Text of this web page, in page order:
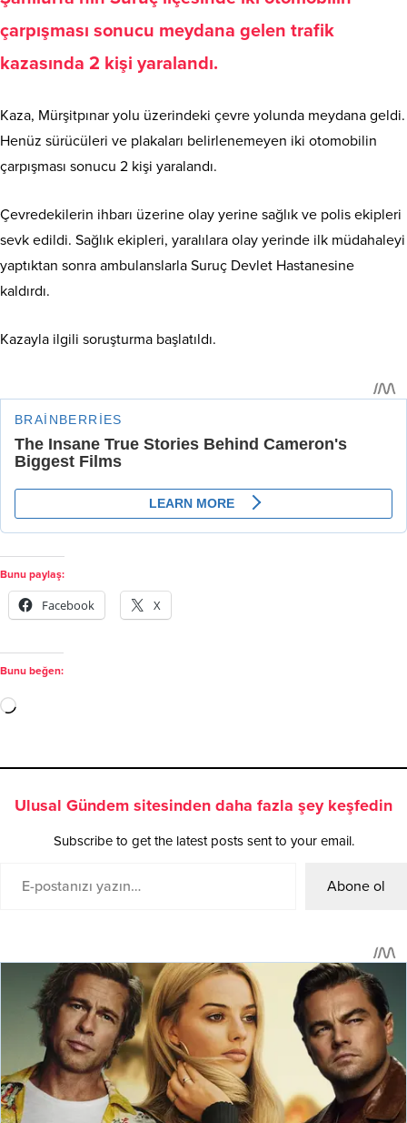
çarpışması sonucu meydana gelen trafik
kazasında 2 kişi yaralandı.
Kaza, Mürşitpınar yolu üzerindeki çevre yolunda meydana geldi.
Henüz sürücüleri ve plakaları belirlenemeyen iki otomobilin
çarpışması sonucu 2 kişi yaralandı.
Çevredekilerin ihbarı üzerine olay yerine sağlık ve polis ekipleri
sevk edildi. Sağlık ekipleri, yaralılara olay yerinde ilk müdahaleyi
yaptıktan sonra ambulanslarla Suruç Devlet Hastanesine
kaldırdı.
Kazayla ilgili soruşturma başlatıldı.
Bunu paylaş:
Facebook X
Bunu beğen:
Ulusal Gündem sitesinden daha fazla şey keşfedin
Subscribe to get the latest posts sent to your email.
Abone ol